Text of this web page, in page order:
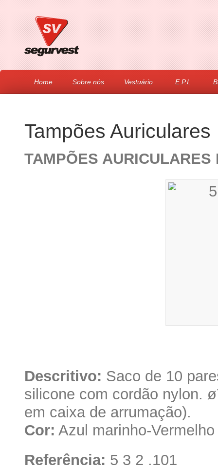
Home Sobre nós Vestuário E.P.I.
Tampões Auriculares
TAMPÕES
Descritivo: Saco de 10
silicone com cordão nylon.
em caixa de arrumação).
Cor: Azul marinho-Vermelho
Referência: 5 3 2 .101